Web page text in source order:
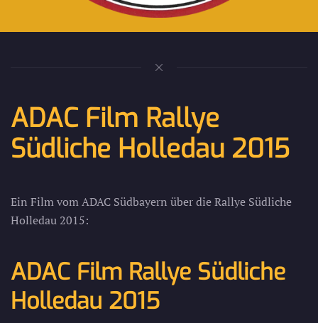
ADAC Film Rallye
Südliche Holledau 2015
Ein Film vom ADAC Südbayern über die Rallye Südliche
Holledau 2015:
ADAC Film Rallye Südliche
Holledau 2015